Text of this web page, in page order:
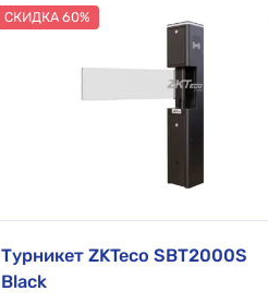
СКИДКА 60%
Турникет ZKTeco SBT2000S
Black